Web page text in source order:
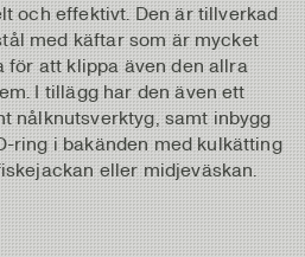
och effektivt. Den är tillverkad
med käftar som är mycket
för att klippa även den allra
I tillägg har den även ett
nålknutsverktyg, samt inbygg
ring i bakänden med kulkätting
eller midjeväskan.